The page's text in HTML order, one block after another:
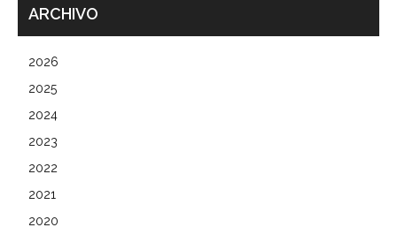
ARCHIVO
2026
2025
2024
2023
2022
2021
2020